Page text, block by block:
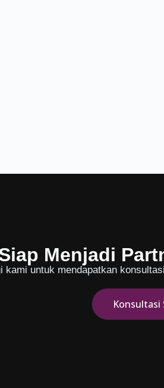
Menjadi
kami untuk mendapatkan
Konsultasi